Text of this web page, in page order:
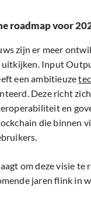
roadmap voor
zijn er meer
uitkijken. Input
een ambitieuze
Deze richt
en
die binnen
om deze visie te
jaren flink in